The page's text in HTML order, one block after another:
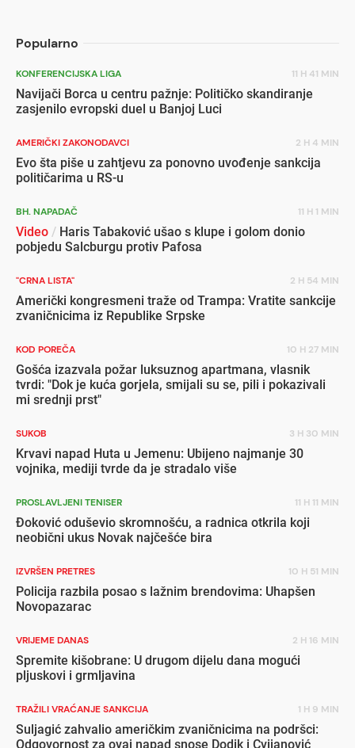
Popularno
KONFERENCIJSKA LIGA 11 H 41 MIN
Navijači Borca u centru pažnje: Političko skandiranje
zasjenilo evropski duel u Banjoj Luci
AMERIČKI ZAKONODAVCI 2 H 4 MIN
Evo šta piše u zahtjevu za ponovno uvođenje sankcija
političarima u RS-u
BH. NAPADAČ 11 H 1 MIN
Video / Haris Tabaković ušao s klupe i golom donio
pobjedu Salcburgu protiv Pafosa
"CRNA LISTA" 2 H 54 MIN
Američki kongresmeni traže od Trampa: Vratite sankcije
zvaničnicima iz Republike Srpske
KOD POREČA 10 H 27 MIN
Gošća izazvala požar luksuznog apartmana, vlasnik
tvrdi: "Dok je kuća gorjela, smijali su se, pili i pokazivali
mi srednji prst"
SUKOB 3 H 30 MIN
Krvavi napad Huta u Jemenu: Ubijeno najmanje 30
vojnika, mediji tvrde da je stradalo više
PROSLAVLJENI TENISER 11 H 11 MIN
Đoković oduševio skromnošću, a radnica otkrila koji
neobični ukus Novak najčešće bira
IZVRŠEN PRETRES 10 H 51 MIN
Policija razbila posao s lažnim brendovima: Uhapšen
Novopazarac
VRIJEME DANAS 2 H 16 MIN
Spremite kišobrane: U drugom dijelu dana mogući
pljuskovi i grmljavina
TRAŽILI VRAĆANJE SANKCIJA 1 H 9 MIN
Suljagić zahvalio američkim zvaničnicima na podršci:
Odgovornost za ovaj napad snose Dodik i Cvijanović